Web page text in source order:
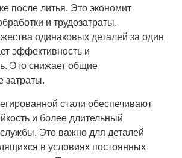
после литья. Это экономит
и трудозатраты.
одинаковых деталей за один
эффективность и
Это снижает общие
затраты.
стали обеспечивают
и более длительный
Это важно для деталей
в условиях постоянных